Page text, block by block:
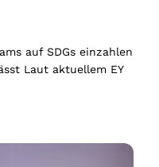
auf SDGs einzahlen
Laut aktuellem EY